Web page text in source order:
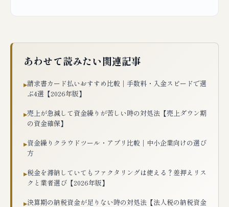
あわせて読みたい関連記事
▸請求書カード払いおすすめ比較｜手数料・入金スピードで選
ぶ4選【2026年版】
▸売上が急減して資金繰りが苦しい時の対処法【売上ダウン期
の資金確保】
▸資金繰りクラウドツール・アプリ比較｜中小企業向けの選び
方
▸税金を滞納していてもファクタリングは使える？差押えリス
クと業者選び【2026年版】
▸決算期の納税資金が足りない時の対処法【法人税の納税資金